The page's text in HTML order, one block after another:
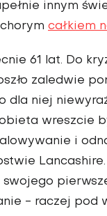
innym
całkiem
61 lat. Do
zaledwie
dla niej
wreszcie
i
Lancashire.
swojego
- raczej pod